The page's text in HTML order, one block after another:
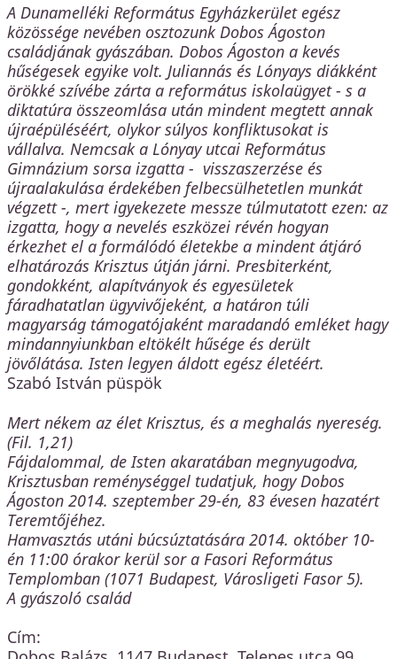
A Dunamelléki Református Egyházkerület egész
közössége nevében osztozunk Dobos Ágoston
családjának gyászában. Dobos Ágoston a kevés
hűségesek egyike volt. Juliannás és Lónyays diákként
örökké szívébe zárta a református iskolaügyet - s a
diktatúra összeomlása után mindent megtett annak
újraépüléséért, olykor súlyos konfliktusokat is
vállalva. Nemcsak a Lónyay utcai Református
Gimnázium sorsa izgatta - visszaszerzése és
újraalakulása érdekében felbecsülhetetlen munkát
végzett -, mert igyekezete messze túlmutatott ezen: az
izgatta, hogy a nevelés eszközei révén hogyan
érkezhet el a formálódó életekbe a mindent átjáró
elhatározás Krisztus útján járni. Presbiterként,
gondokként, alapítványok és egyesületek
fáradhatatlan ügyvivőjeként, a határon túli
magyarság támogatójaként maradandó emléket hagy
mindannyiunkban eltökélt hűsége és derült
jövőlátása. Isten legyen áldott egész életéért.
Szabó István püspök
Mert nékem az élet Krisztus, és a meghalás nyereség.
(Fil. 1,21)
Fájdalommal, de Isten akaratában megnyugodva,
Krisztusban reménységgel tudatjuk, hogy Dobos
Ágoston 2014. szeptember 29-én, 83 évesen hazatért
Teremtőjéhez.
Hamvasztás utáni búcsúztatására 2014. október 10-
én 11:00 órakor kerül sor a Fasori Református
Templomban (1071 Budapest, Városligeti Fasor 5).
A gyászoló család
Cím: